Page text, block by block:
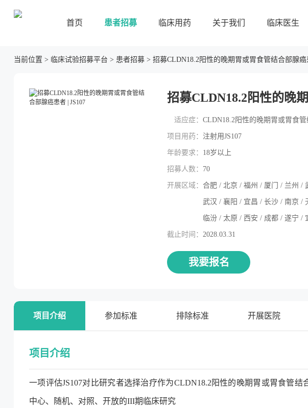
首页 患者招募 临床用药 关于我们 临床医生
当前位置 > 临床试验招募平台 > 患者招募 > 招募CLDN18.2阳性的晚期胃或胃食管结合部腺癌
招募CLDN18.2阳性的晚
适应症： CLDN18.2阳性的晚期胃或胃食
项目用药： 注射用JS107
年龄要求： 18岁以上
招募人数： 70
开展区域： 合肥 / 北京 / 福州 / 厦门 / 兰州 /
武汉 / 襄阳 / 宜昌 / 长沙 / 南京 /
临汾 / 太原 / 西安 / 成都 / 遂宁 /
截止时间： 2028.03.31
我要报名
项目介绍 参加标准 排除标准 开展医院
项目介绍
一项评估JS107对比研究者选择治疗作为CLDN18.2阳性的晚期胃或胃食管
中心、随机、对照、开放的III期临床研究